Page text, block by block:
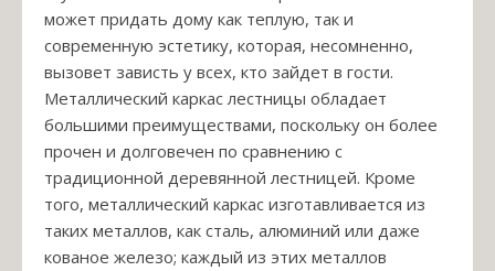
может придать дому как теплую, так и
современную эстетику, которая, несомненно,
вызовет зависть у всех, кто зайдет в гости.
Металлический каркас лестницы обладает
большими преимуществами, поскольку он более
прочен и долговечен по сравнению с
традиционной деревянной лестницей. Кроме
того, металлический каркас изготавливается из
таких металлов, как сталь, алюминий или даже
кованое железо; каждый из этих металлов